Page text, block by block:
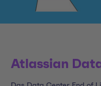
Atlassian